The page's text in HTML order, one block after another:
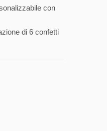
con
di 6 confetti